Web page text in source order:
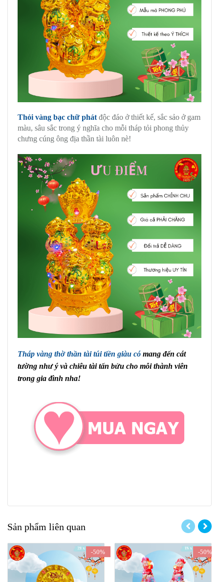
Thỏi vàng bạc chữ phát độc đáo ở thiết kế, sắc sảo ở gam
màu, sâu sắc trong ý nghĩa cho mỗi tháp tỏi phong thủy
chưng cúng ông địa thần tài luôn nè!
Tháp vàng thờ thần tài túi tiền giàu có mang đến cát
tường như ý và chiêu tài tấn bửu cho mỗi thành viên
trong gia đình nha!
Sản phẩm liên quan
-50% -50%